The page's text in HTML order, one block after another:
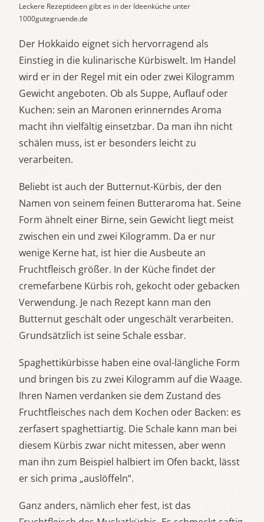
Leckere Rezeptideen gibt es in der Ideenküche unter
1000gutegruende.de
Der Hokkaido eignet sich hervorragend als
Einstieg in die kulinarische Kürbiswelt. Im Handel
wird er in der Regel mit ein oder zwei Kilogramm
Gewicht angeboten. Ob als Suppe, Auflauf oder
Kuchen: sein an Maronen erinnerndes Aroma
macht ihn vielfältig einsetzbar. Da man ihn nicht
schälen muss, ist er besonders leicht zu
verarbeiten.
Beliebt ist auch der Butternut-Kürbis, der den
Namen von seinem feinen Butteraroma hat. Seine
Form ähnelt einer Birne, sein Gewicht liegt meist
zwischen ein und zwei Kilogramm. Da er nur
wenige Kerne hat, ist hier die Ausbeute an
Fruchtfleisch größer. In der Küche findet der
cremefarbene Kürbis roh, gekocht oder gebacken
Verwendung. Je nach Rezept kann man den
Butternut geschält oder ungeschält verarbeiten.
Grundsätzlich ist seine Schale essbar.
Spaghettikürbisse haben eine oval-längliche Form
und bringen bis zu zwei Kilogramm auf die Waage.
Ihren Namen verdanken sie dem Zustand des
Fruchtfleisches nach dem Kochen oder Backen: es
zerfasert spaghettiartig. Die Schale kann man bei
diesem Kürbis zwar nicht mitessen, aber wenn
man ihn zum Beispiel halbiert im Ofen backt, lässt
er sich prima „auslöffeln“.
Ganz anders, nämlich eher fest, ist das